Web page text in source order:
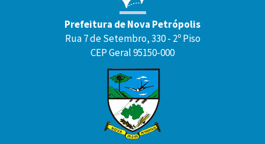
Prefeitura de Nova Petrópolis
Rua 7 de Setembro, 330 - 2º Piso
CEP Geral 95150-000